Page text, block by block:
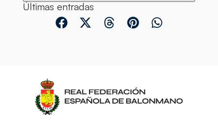
Últimas entradas